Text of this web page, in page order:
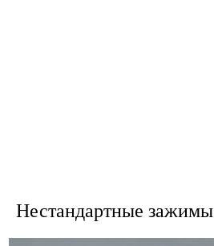
Нестандартные зажимы